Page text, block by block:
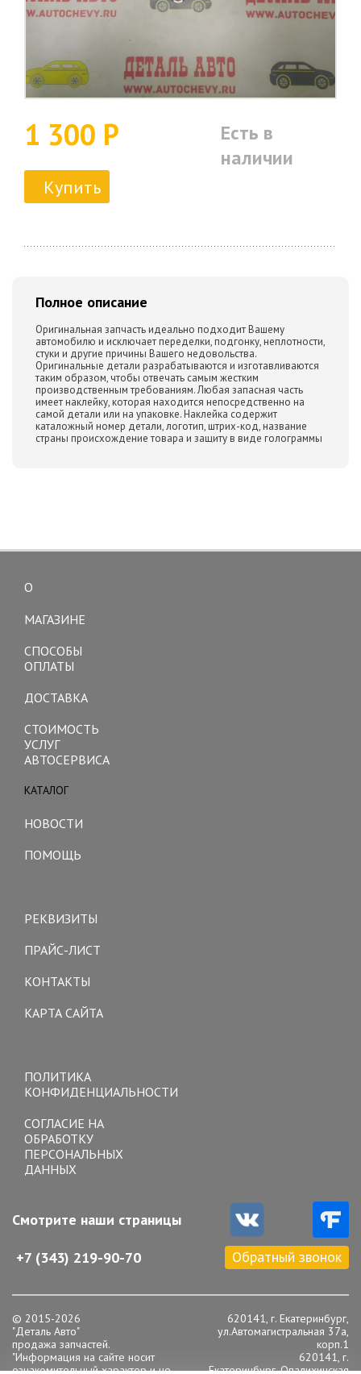
1 300 Р
Есть в
наличии
Купить
Полное описание
Оригинальная запчасть идеально подходит Вашему
автомобилю и исключает переделки, подгонку, неплотности,
стуки и другие причины Вашего недовольства.
Оригинальные детали разрабатываются и изготавливаются
таким образом, чтобы отвечать самым жестким
производственным требованиям. Любая запасная часть
имеет наклейку, которая находится непосредственно на
самой детали или на упаковке. Наклейка содержит
каталожный номер детали, логотип, штрих-код, название
страны происхождение товара и защиту в виде голограммы
О
МАГАЗИНЕ
СПОСОБЫ
ОПЛАТЫ
ДОСТАВКА
СТОИМОСТЬ
УСЛУГ
АВТОСЕРВИСА
КАТАЛОГ
НОВОСТИ
ПОМОЩЬ
РЕКВИЗИТЫ
ПРАЙС-ЛИСТ
КОНТАКТЫ
КАРТА САЙТА
ПОЛИТИКА
КОНФИДЕНЦИАЛЬНОСТИ
СОГЛАСИЕ НА
ОБРАБОТКУ
ПЕРСОНАЛЬНЫХ
ДАННЫХ
Смотрите наши страницы
+7 (343) 219-90-70 Обратный звонок
© 2015-2026
"Деталь Авто"
продажа запчастей.
"Информация на сайте носит
ознакомительный характер и не
620141, г. Екатеринбург,
ул.Автомагистральная 37а,
корп.1
620141, г.
Екатеринбург, Опалихинская